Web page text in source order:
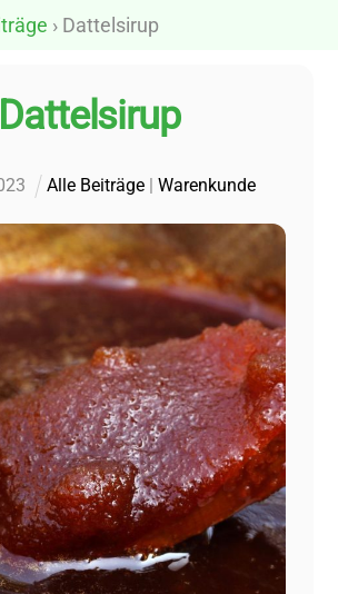
› Dattelsirup
Dattelsirup
Alle Beiträge |Warenkunde